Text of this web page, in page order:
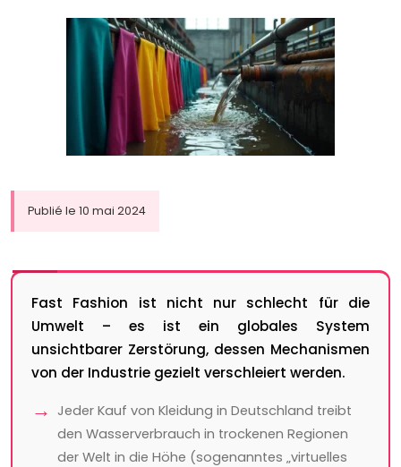
Publié le 10 mai 2024
Fast Fashion ist nicht nur schlecht für die
Umwelt – es ist ein globales System
unsichtbarer Zerstörung, dessen Mechanismen
von der Industrie gezielt verschleiert werden.
Jeder Kauf von Kleidung in Deutschland treibt
den Wasserverbrauch in trockenen Regionen
der Welt in die Höhe (sogenanntes „virtuelles